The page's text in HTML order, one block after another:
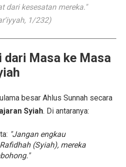
dari kesesatan mereka."
1/232)
dari Masa ke Masa
besar Ahlus Sunnah secara
Syiah. Di antaranya:
"Jangan engkau
(Syiah), mereka